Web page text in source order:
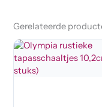
Gerelateerde